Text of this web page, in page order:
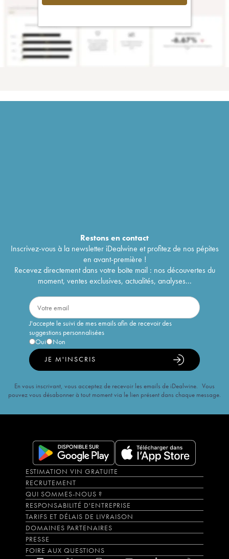
Restons encontact
Inscrivez-vous à la newsletter iDealwine et profitez de nos pépites
en avant-première !
Recevez directement dans votre boîte mail : nos découvertes du
moment, ventes exclusives, actualités, analyses...
J'accepte le suivi de mes emails afin de recevoir des
suggestions personnalisées
Oui
Non
JE M'INSCRIS
En vous inscrivant, vous acceptez de recevoir les emails de iDealwine. Vous
pouvez vous désabonner à tout moment via le lien présent dans chaque message.
ESTIMATION VIN GRATUITE
RECRUTEMENT
QUI SOMMES-NOUS ?
RESPONSABILITÉ D'ENTREPRISE
TARIFS ET DÉLAIS DE LIVRAISON
DOMAINES PARTENAIRES
PRESSE
FOIRE AUX QUESTIONS